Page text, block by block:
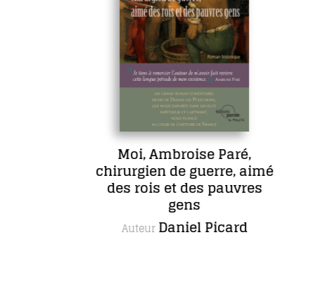
Moi, Ambroise Paré,
chirurgien de guerre, aimé
des rois et des pauvres
gens
AuteurDaniel Picard